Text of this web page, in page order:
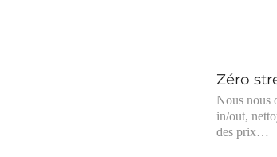
Zéro
Nous nous
in/out,
des prix…